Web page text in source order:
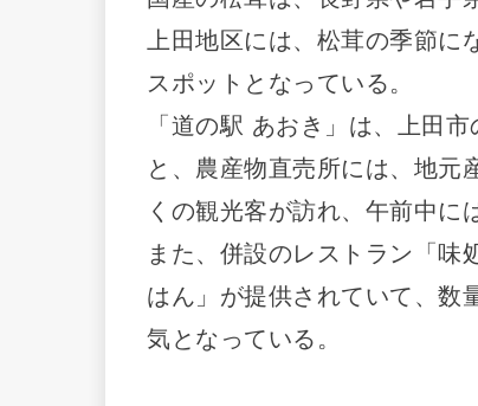
上田地区には、松茸の季節に
スポットとなっている。
「道の駅 あおき」は、上田
と、農産物直売所には、地元
くの観光客が訪れ、午前中に
また、併設のレストラン「
はん」が提供されていて、数
気となっている。